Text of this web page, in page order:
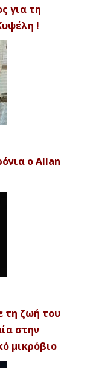
για τη
!
ο Allan
τη ζωή του
στην
μικρόβιο